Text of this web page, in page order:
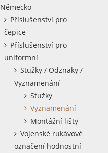
Německo
Příslušenství pro
čepice
Příslušenství pro
uniformní
Stužky / Odznaky /
Vyznamenání
Stužky
Vyznamenání
Montážní lišty
Vojenské rukávové
označení hodnostní